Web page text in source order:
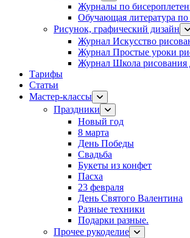
Журналы по
Обучающая литература
Рисунок, графический дизайн
Журнал Искусство
Журнал Простые уроки
Журнал Школа рисования
Тарифы
Статьи
Мастер-классы
Праздники
Новый год
8 марта
День Победы
Свадьба
Букеты из конфет
Пасха
23 февраля
День Святого Валентина
Разные техники
Подарки разные.
Прочее рукоделие